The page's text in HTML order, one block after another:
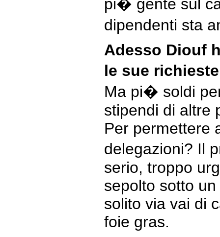
pi� gente sul
dipendenti sta
Adesso Diouf
le sue
Ma pi� soldi
stipendi di altre
Per permettere
delegazioni? Il
serio, troppo
sepolto sotto
solito via vai di
foie gras.